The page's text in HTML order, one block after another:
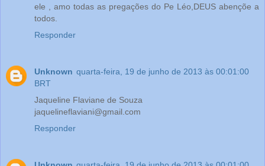
ele , amo todas as pregações do Pe Léo,DEUS abençõe a
todos.
Responder
Unknown quarta-feira, 19 de junho de 2013 às 00:01:00
BRT
Jaqueline Flaviane de Souza
jaquelineflaviani@gmail.com
Responder